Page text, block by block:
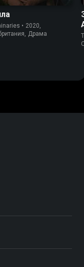
• 2020,
Драма